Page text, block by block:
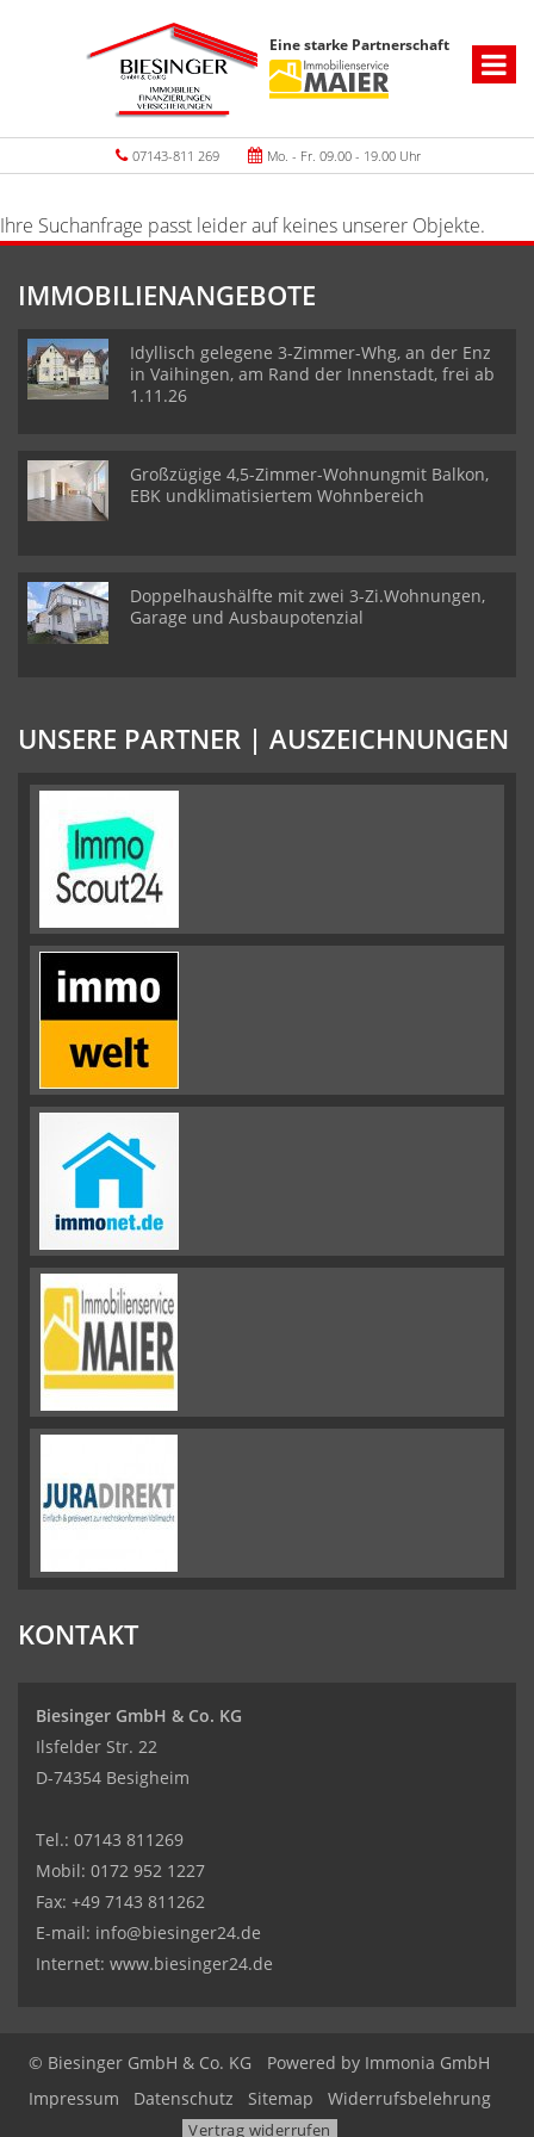
Eine starke Partnerschaft
07143-811 269 Mo. - Fr. 09.00 - 19.00 Uhr
Ihre Suchanfrage passt leider auf keines unserer Objekte.
IMMOBILIENANGEBOTE
Idyllisch gelegene 3-Zimmer-Whg, an der Enz
in Vaihingen, am Rand der Innenstadt, frei ab
1.11.26
Großzügige 4,5-Zimmer-Wohnungmit Balkon,
EBK undklimatisiertem Wohnbereich
Doppelhaushälfte mit zwei 3-Zi.Wohnungen,
Garage und Ausbaupotenzial
UNSERE PARTNER | AUSZEICHNUNGEN
KONTAKT
Biesinger GmbH & Co. KG
Ilsfelder Str. 22
D-74354 Besigheim
Tel.: 07143 811269
Mobil: 0172 952 1227
Fax: +49 7143 811262
E-mail: info@biesinger24.de
Internet: www.biesinger24.de
© Biesinger GmbH & Co. KG Powered by Immonia GmbH
Impressum
Datenschutz Sitemap Widerrufsbelehrung
Vertrag widerrufen